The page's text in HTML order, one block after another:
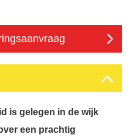
is gelegen in de wijk
een prachtig